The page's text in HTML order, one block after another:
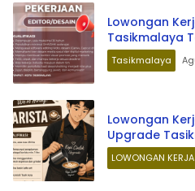
Lowongan
Tasikmalaya
Tasikmalaya
Lowongan
Upgrade
LOWONGAN KERJA